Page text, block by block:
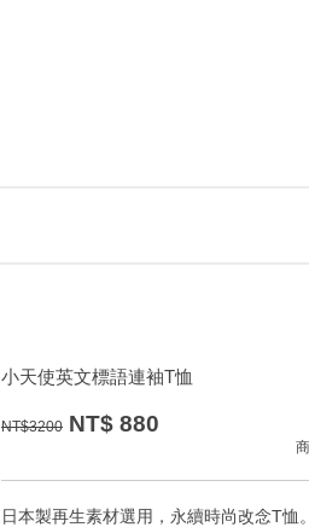
小天使英文標語連袖T恤
NT$3200 NT$ 880
日本製再生素材選用，永續時尚改念T恤。